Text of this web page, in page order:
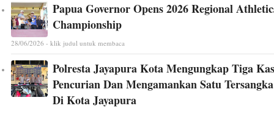
Papua Governor Opens 2026 Regional
Championship
28/06/2026 - klik judul untuk membaca
Polresta Jayapura Kota Mengungkap Tiga
Pencurian Dan Mengamankan Satu Tersangka
Di Kota Jayapura